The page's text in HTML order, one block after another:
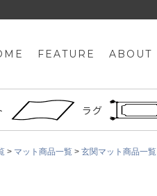
FEATURE ABOUT
ラグ
マット商品一覧 玄関マット商品一覧